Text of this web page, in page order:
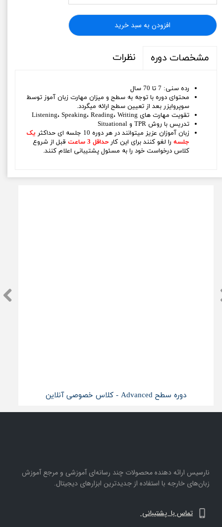
افزودن به سبد خرید
مشخصات دوره نظرات
رده سنی: 7 تا 70 سال
محتوای دوره با توجه به سطح و میزان مهارت زبان آموز توسط
سوپروایزر بعد از تعیین سطح ارائه میگردد.
تقویت مهارت های Listening، Speaking، Reading، Writing
تدریس با روش TPR و Situational
زبان آموزان عزیز میتوانند در هر دوره 10 جلسه ای حداکثر
یک
جلسه را لغو کنند برای این کار حداقل 3 ساعت
قبل از شروع
کلاس درخواست خود را به مسئول پشتیبانی اعلام کنند.
دوره سطح Advanced - کلاس خصوصی آنلاین
نارسیس ارائه دهنده محصولات چند رسانه‌ای آموزشی و مرجع آموزش
زبان‌های خارجه با استفاده از جدیدترین ابزارهای دیجیتال.
تماس با پشتیبانی